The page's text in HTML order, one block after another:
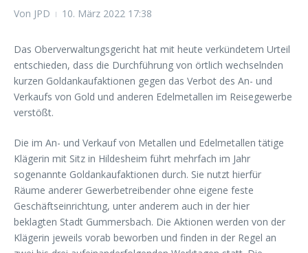
Von JPD 10. März 2022 17:38
Das Oberverwaltungsgericht hat mit heute verkündetem Urteil
entschieden, dass die Durchführung von örtlich wechselnden
kurzen Goldankaufaktionen gegen das Verbot des An- und
Verkaufs von Gold und anderen Edelmetallen im Reisegewerbe
verstößt.
Die im An- und Verkauf von Metallen und Edelmetallen tätige
Klägerin mit Sitz in Hildesheim führt mehrfach im Jahr
sogenannte Goldankaufaktionen durch. Sie nutzt hierfür
Räume anderer Gewerbetreibender ohne eigene feste
Geschäftseinrichtung, unter anderem auch in der hier
beklagten Stadt Gummersbach. Die Aktionen werden von der
Klägerin jeweils vorab beworben und finden in der Regel an